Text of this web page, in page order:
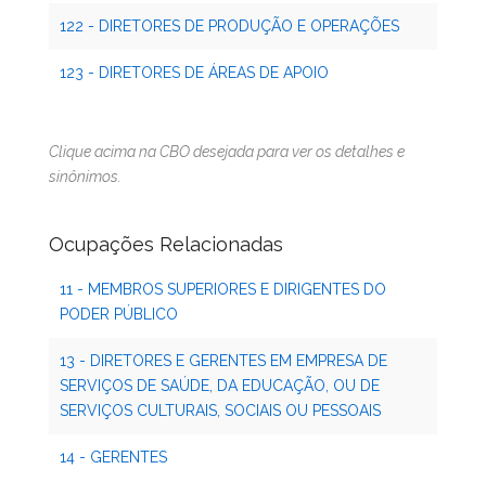
122 - DIRETORES DE PRODUÇÃO E OPERAÇÕES
123 - DIRETORES DE ÁREAS DE APOIO
Clique acima na CBO desejada para ver os detalhes e
sinônimos.
Ocupações Relacionadas
11 - MEMBROS SUPERIORES E DIRIGENTES DO
PODER PÚBLICO
13 - DIRETORES E GERENTES EM EMPRESA DE
SERVIÇOS DE SAÚDE, DA EDUCAÇÃO, OU DE
SERVIÇOS CULTURAIS, SOCIAIS OU PESSOAIS
14 - GERENTES